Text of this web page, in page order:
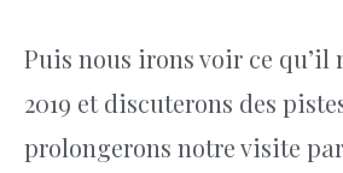
Puis nous irons voir ce qu’il
2019 et discuterons des
prolongerons notre visite